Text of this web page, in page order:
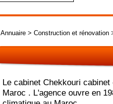
Annuaire > Construction et rénovation
Le cabinet Chekkouri
Maroc . L'agence ouvre en